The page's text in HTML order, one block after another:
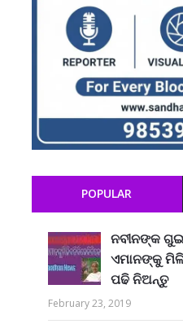
POPULAR
ନବୀନଙ୍କ
ଏମାନଙ୍କୁ
ପଢି ନିଅନ୍ତୁ
February 23, 2019